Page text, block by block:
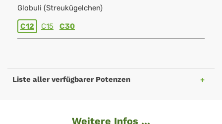
Globuli (Streukügelchen)
C12 C15 C30
Liste aller verfügbarer Potenzen
Weitere Infos ...